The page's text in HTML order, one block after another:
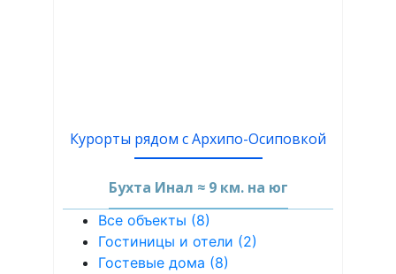
Курорты рядом с Архипо-Осиповкой
Бухта Инал ≈ 9 км. на юг
Все объекты (8)
Гостиницы и отели (2)
Гостевые дома (8)